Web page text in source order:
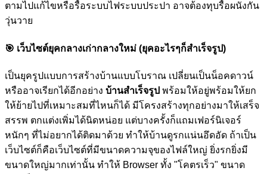
ตามไปแก้ไขหรือรื้อระบบไฟระบบประปา อาจต้องทุบรื้อผนังกัน
วุ่นวาย
🎯 เว็บไซต์ยุคกลางเก่ากลางใหม่ (ยุคอะไรๆก็สำเร็จรูป)
เป็นยุครูปแบบการสร้างบ้านแบบโบราณ เปลี่ยนเป็นน็อคดาวน์
หรืออาจเรียกได้อีกอย่าง บ้านสำเร็จรูป พร้อมให้อยู่พร้อมให้ยก
ให้ย้ายไปที่เหมาะสมที่ไหนก็ได้ มีโครงสร้างทุกอย่างมาให้เสร็จ
สรรพ ตกแต่งเพิ่มได้นิดหน่อย แต่บางครั้งก็แถมเฟอร์นิเจอร์
หนักๆ ที่ไม่อยากได้ติดมาด้วย ทำให้บ้านดูรกแน่นอึดอัด ถ้าเป็น
เว็บไซต์ก็คือเว็บไซต์ที่มีขนาดความจุของไฟล์ใหญ่ ยิ่งรกยิ่งมี
ขนาดใหญ่มากเท่านั้น ทำให้ Browser ทั้ง "โคตรเร็ว" ขนาด